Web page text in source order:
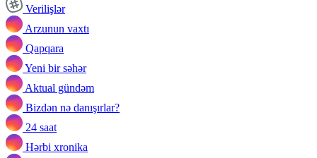
Verilişlər
Arzunun vaxtı
Qapqara
Yeni bir səhər
Aktual gündəm
Bizdən nə danışırlar?
24 saat
Hərbi xronika